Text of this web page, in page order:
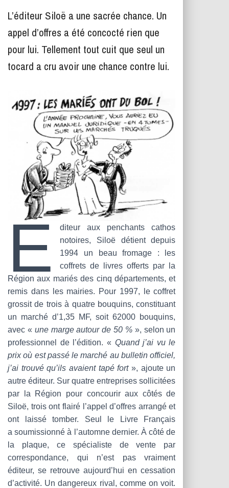
L’éditeur Siloë a une sacrée chance. Un
appel d’offres a été concocté rien que
pour lui. Tellement tout cuit que seul un
tocard a cru avoir une chance contre lui.
É
diteur aux penchants cathos
notoires, Siloë détient depuis
1994 un beau fromage : les
coffrets de livres offerts par la
Région aux mariés des cinq départements, et
remis dans les mairies. Pour 1997, le coffret
grossit de trois à quatre bouquins, constituant
un marché d’1,35 MF, soit 62000 bouquins,
avec « une marge autour de 50 %», selon un
professionnel de l’édition. « Quand j’ai vu le
prix où est passé le marché au bulletin officiel,
j’ai trouvé qu’ils avaient tapé fort», ajoute un
autre éditeur. Sur quatre entreprises sollicitées
par la Région pour concourir aux côtés de
Siloë, trois ont flairé l’appel d’offres arrangé et
ont laissé tomber. Seul le Livre Français
a soumissionné à l’automne dernier. À côté de
la plaque, ce spécialiste de vente par
correspondance, qui n’est pas vraiment
éditeur, se retrouve aujourd’hui en cessation
d’activité. Un dangereux rival, comme on voit.